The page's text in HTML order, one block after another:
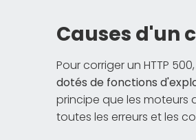
Causes d'un
Pour corriger un HTTP
dotés de fonctions
principe que les moteurs
toutes les erreurs et les